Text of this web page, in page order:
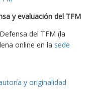
y evaluación del TFM
del TFM (la
online en la sede
y originalidad